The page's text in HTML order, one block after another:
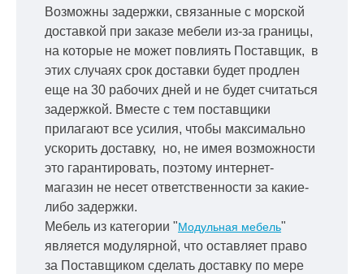
Возможны задержки, связанные с морской
доставкой при заказе мебели из-за границы,
на которые не может повлиять Поставщик, в
этих случаях срок доставки будет продлен
еще на 30 рабочих дней и не будет считаться
задержкой. Вместе с тем поставщики
прилагают все усилия, чтобы максимально
ускорить доставку, но, не имея возможности
это гарантировать, поэтому интернет-
магазин не несет ответственности за какие-
либо задержки.
Мебель из категории "Модульная мебель"
является модулярной, что оставляет право
за Поставщиком сделать доставку по мере